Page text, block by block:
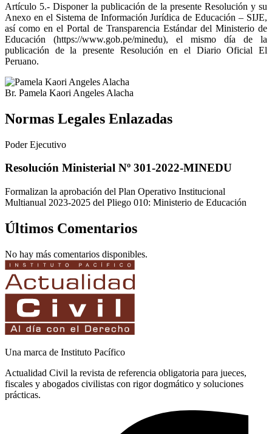
Artículo 5.- Disponer la publicación de la presente Resolución y su
Anexo en el Sistema de Información Jurídica de Educación – SIJE,
así como en el Portal de Transparencia Estándar del Ministerio de
Educación (https://www.gob.pe/minedu), el mismo día de la
publicación de la presente Resolución en el Diario Oficial El
Peruano.
Br. Pamela Kaori Angeles Alacha
Normas Legales Enlazadas
Poder Ejecutivo
Resolución Ministerial Nº 301-2022-MINEDU
Formalizan la aprobación del Plan Operativo Institucional
Multianual 2023-2025 del Pliego 010: Ministerio de Educación
Últimos Comentarios
No hay más comentarios disponibles.
Una marca de Instituto Pacífico
Actualidad Civil la revista de referencia obligatoria para jueces,
fiscales y abogados civilistas con rigor dogmático y soluciones
prácticas.